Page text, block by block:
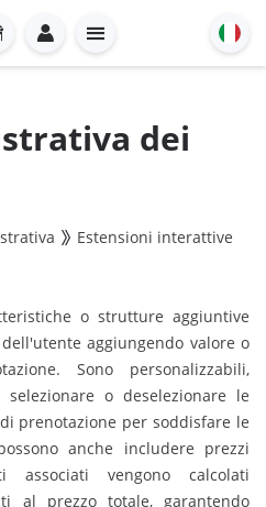
dei
Estensioni interattive
o strutture aggiuntive
aggiungendo valore o
Sono personalizzabili,
o deselezionare le
prenotazione per soddisfare le
anche includere prezzi
vengono calcolati
al prezzo totale, garantendo